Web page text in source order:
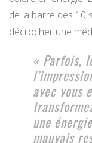
de la barre des 10
décrocher une
« Parfois,
avec vous
une
mauvais